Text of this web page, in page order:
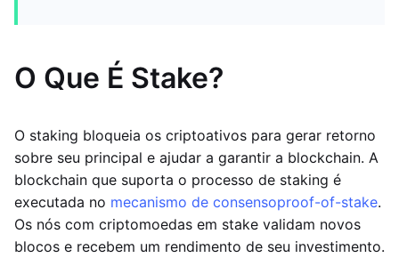
O Que É Stake?
O staking bloqueia os criptoativos para gerar retorno
sobre seu principal e ajudar a garantir a blockchain. A
blockchain que suporta o processo de staking é
executada no mecanismo de consensoproof-of-stake.
Os nós com criptomoedas em stake validam novos
blocos e recebem um rendimento de seu investimento.